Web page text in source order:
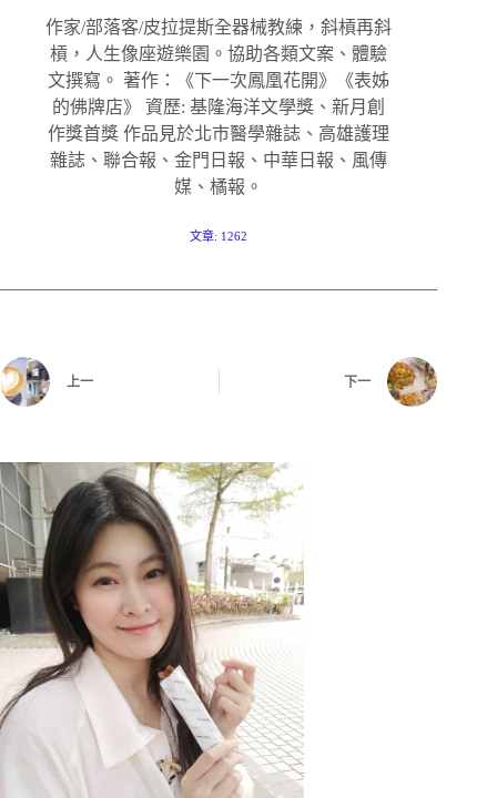
作家/部落客/皮拉提斯全器械教練，斜槓再斜
槓，人生像座遊樂園。協助各類文案、體驗
文撰寫。 著作：《下一次鳳凰花開》《表姊
的佛牌店》 資歷: 基隆海洋文學獎、新月創
作獎首獎 作品見於北市醫學雜誌、高雄護理
雜誌、聯合報、金門日報、中華日報、風傳
媒、橘報。
文章: 1262
上一 下一